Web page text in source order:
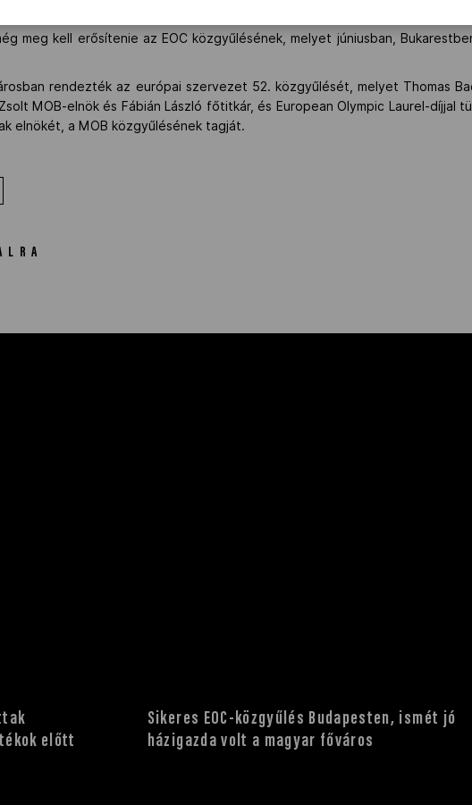
az indulási joghoz szükséges pontokat lehetett szerezni.
meg kell erősítenie az EOC közgyűlésének, melyet júniusban,
rendezték az európai szervezet 52. közgyűlését, melyet Thomas
MOB-elnök és Fábián László főtitkár, és European Olympic Laurel-díjjal
elnökét, a MOB közgyűlésének tagját.
előtt
Sikeres EOC-közgyűlés Budapesten, ismét jó
házigazda volt a magyar főváros